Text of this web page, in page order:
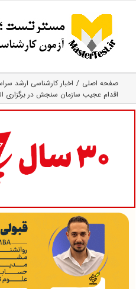
content
صفحه اصلی
اخبار کارشناسی ارشد
اقدام عجیب سازمان سنجش در برگزاری